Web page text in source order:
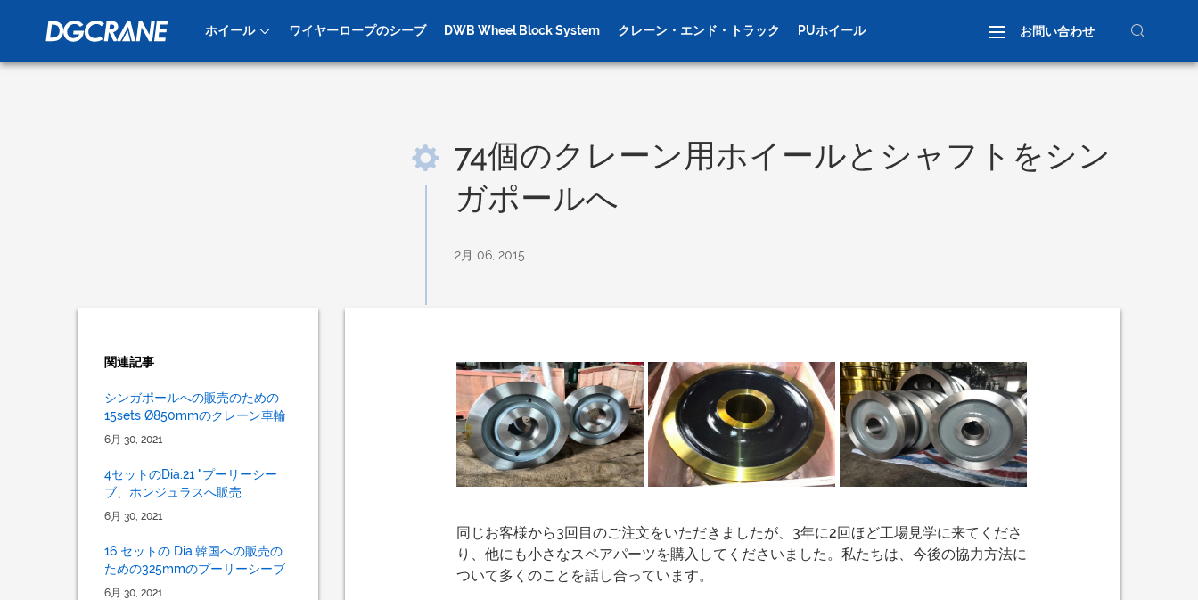
ホイール ワイヤーロープのシーブ DWB Wheel Block System クレーン・エンド・トラック PUホイール お問い合わせ
74個のクレーン用ホイールとシャフトをシン
ガポールへ
2月 06, 2015
関連記事
シンガポールへの販売のための
15sets Ø850mmのクレーン車輪
6月 30, 2021
4セットのDia.21 "プーリーシー
ブ、ホンジュラスへ販売
6月 30, 2021
16 セットの Dia.韓国への販売の
ための325mmのプーリーシーブ
6月 30, 2021
同じお客様から3回目のご注文をいただきましたが、3年に2回ほど工場見学に来てくださ
り、他にも小さなスペアパーツを購入してくださいました。私たちは、今後の協力方法に
ついて多くのことを話し合っています。